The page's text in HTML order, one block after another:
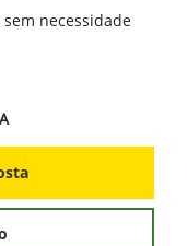
necessidade